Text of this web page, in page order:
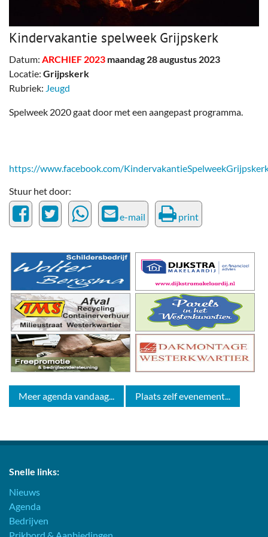
Kindervakantie spelweek Grijpskerk
Datum: ARCHIEF 2023 maandag 28 augustus 2023
Locatie: Grijpskerk
Rubriek: Jeugd
Spelweek 2020 gaat door met een aangepast programma.
https://www.facebook.com/
Stuur het door:
e-mail print
Meer agenda vandaag... Plaats zelf evenement...
Snelle links:
Nieuws
Agenda
Bedrijven